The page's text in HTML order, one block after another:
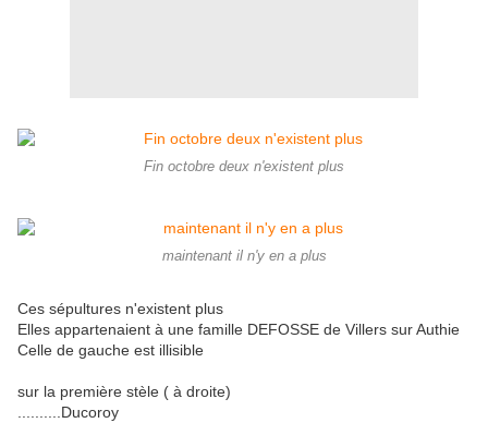
Fin octobre deux n'existent plus
maintenant il n'y en a plus
Ces sépultures n'existent plus
Elles appartenaient à une famille DEFOSSE de Villers sur Authie
Celle de gauche est illisible
sur la première stèle ( à droite)
..........Ducoroy